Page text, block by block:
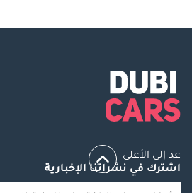
عد إلى الأعلى
اشترك في نشراتنا الإخبارية